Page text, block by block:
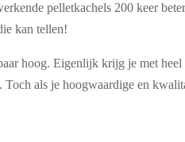
pelletkachels 200 keer
kan tellen!
hoog. Eigenlijk krijg je met
Toch als je hoogwaardige en